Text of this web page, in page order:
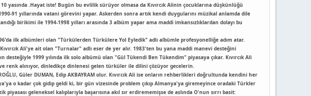
yasında .Hayat iste! Bugün bu evlilik sürüyor olmasa da Kıvırcık Alinin çocuklarına düşkünlüğü
91 yıllarında vatani görevini yapar. Askerden sonra artık kendi duygularını müzikal anlamda dile
birikimi ile 1994-1998 yılları arasında 3 albüm yapar ama maddi imkansızlıklardan dolayı bu
ilk albümleri olan "Türkülerden Türkülere Yol Eyledik" adlı albümle profesyonelliğe adım atar.
Ali'ye ait olan "Turnalar" adlı eser de yer alır. 1983'ten bu yana maddi manevi desteğini
1999 yılında ilk solo albümü olan "Gül Tükendi Ben Tükendim" piyasaya çıkar. Kıvırcık Ali
renk alınıyor, dinledikçe dinlenesi gelen türküler ile dilini çözüyor gecelerin.
Güler DUMAN, Edip AKBAYRAM olur. Kıvırcık Ali ise onların rehberlikleri doğrultunda kendini her
o kadar çok gidip geldi ki, bir gün vizesinde problem çıkıp Almanya'ya giremeyince oradaki Türkler
geleneksel kalıplarıyla başarısına akıl sır erdirememişse de aslında O'nun sırrı basit: